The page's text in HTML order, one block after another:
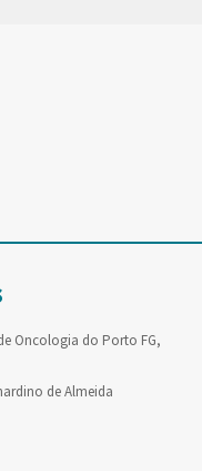
Oncologia do Porto FG,
de Almeida